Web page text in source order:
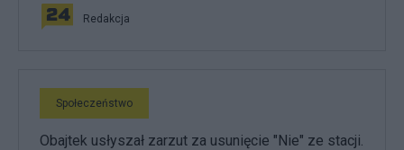
Redakcja
Społeczeństwo
Obajtek usłyszał zarzut za usunięcie "Nie" ze stacji.